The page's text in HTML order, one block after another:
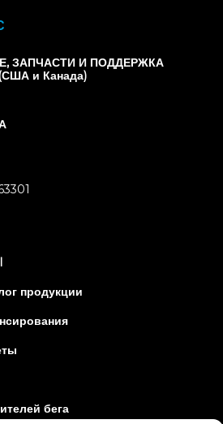
ЗАПЧАСТИ И ПОДДЕРЖКА
и Канада)
(opens
newпродукции
бега